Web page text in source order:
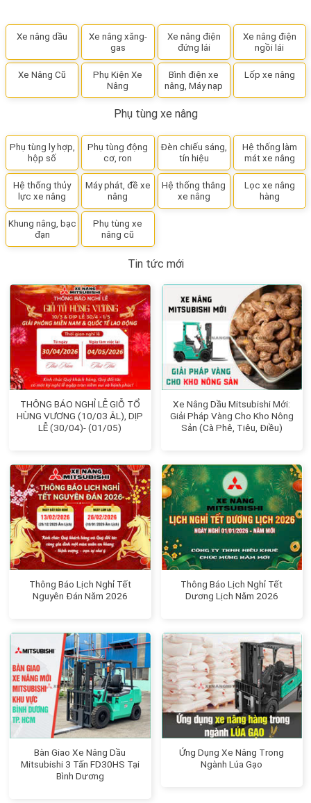
Xe nâng dầu
Xe nâng xăng-
gas
Xe nâng điện
đứng lái
Xe nâng điện
ngồi lái
Xe Nâng Cũ
Phụ Kiện Xe
Nâng
Bình điện xe
nâng, Máy nạp
Lốp xe nâng
Phụ tùng xe nâng
Phụ tùng ly hợp,
hộp số
Phụ tùng động
cơ, ron
Đèn chiếu sáng,
tín hiệu
Hệ thống làm
mát xe nâng
Hệ thống thủy
lực xe nâng
Máy phát, đề xe
nâng
Hệ thống thắng
xe nâng
Lọc xe nâng
hàng
Khung nâng, bạc
đạn
Phụ tùng xe
nâng cũ
Tin tức mới
THÔNG BÁO NGHỈ LỄ GIỖ TỔ
HÙNG VƯƠNG (10/03 ÂL), DỊP
LỄ (30/04)- (01/05)
Xe Nâng Dầu Mitsubishi Mới:
Giải Pháp Vàng Cho Kho Nông
Sản (Cà Phê, Tiêu, Điều)
Thông Báo Lịch Nghỉ Tết
Nguyên Đán Năm 2026
Thông Báo Lịch Nghỉ Tết
Dương Lịch Năm 2026
Bàn Giao Xe Nâng Dầu
Mitsubishi 3 Tấn FD30HS Tại
Bình Dương
Ứng Dụng Xe Nâng Trong
Ngành Lúa Gạo